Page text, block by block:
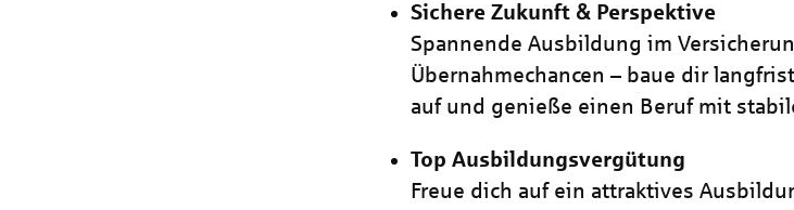
Sichere Zukunft & Perspektive
Spannende Ausbildung im
Übernahmechancen – baue dir
auf und genieße einen Beruf mit
Top Ausbildungsvergütung
Freue dich auf ein attraktives